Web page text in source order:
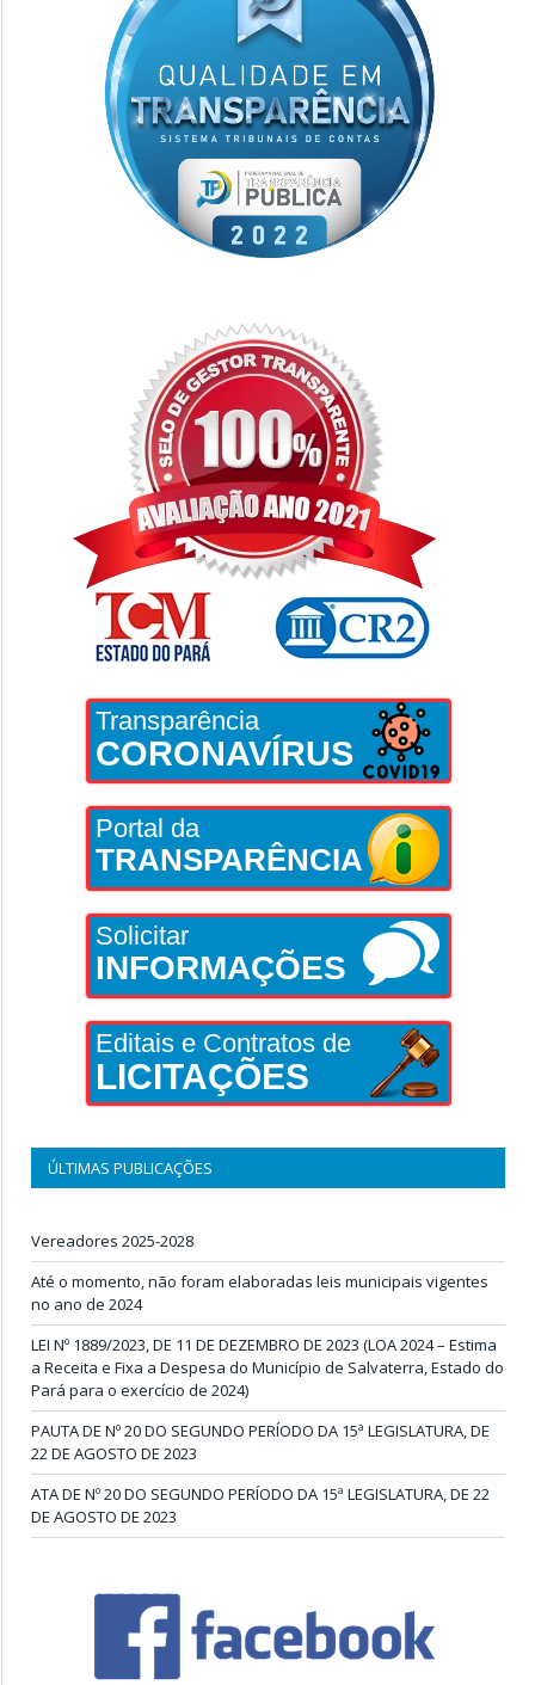
Transparência
CORONAVÍRUS
Portal da
TRANSPARÊNCIA
Solicitar
INFORMAÇÕES
Editais e Contratos de
LICITAÇÕES
ÚLTIMAS PUBLICAÇÕES
Vereadores 2025-2028
Até o momento, não foram elaboradas leis municipais vigentes
no ano de 2024
LEI Nº 1889/2023, DE 11 DE DEZEMBRO DE 2023 (LOA 2024 – Estima
a Receita e Fixa a Despesa do Município de Salvaterra, Estado do
Pará para o exercício de 2024)
PAUTA DE Nº 20 DO SEGUNDO PERÍODO DA 15ª LEGISLATURA, DE
22 DE AGOSTO DE 2023
ATA DE Nº 20 DO SEGUNDO PERÍODO DA 15ª LEGISLATURA, DE 22
DE AGOSTO DE 2023